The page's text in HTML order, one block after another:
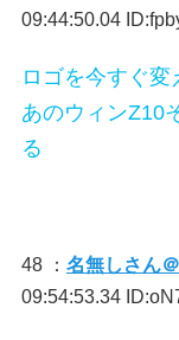
09:44:50.04
ロゴを今すぐ変
あのウィンZ10
る
48 ： 名無しさん
09:54:53.34